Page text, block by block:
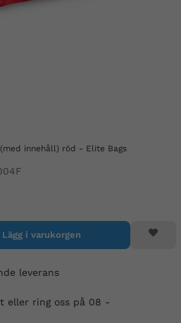
innehåll) röd - Elite Bags
Lägg i varukorgen
leverans
eller ring oss på 08 -